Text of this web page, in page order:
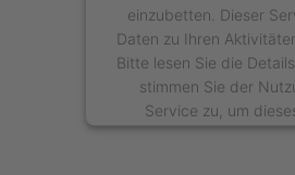
einzubetten. Dieser
Daten zu Ihren
Bitte lesen Sie die
stimmen Sie der
Service zu, um
anzusehen.